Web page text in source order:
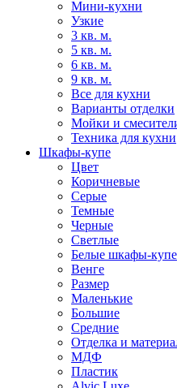
Мини-кухни
Узкие
3 кв. м.
5 кв. м.
6 кв. м.
9 кв. м.
Все для кухни
Варианты отделки
Мойки и
Техника для кухни
Шкафы-купе
Цвет
Коричневые
Серые
Темные
Черные
Светлые
Белые шкафы-купе
Венге
Размер
Маленькие
Большие
Средние
Отделка и
МДФ
Пластик